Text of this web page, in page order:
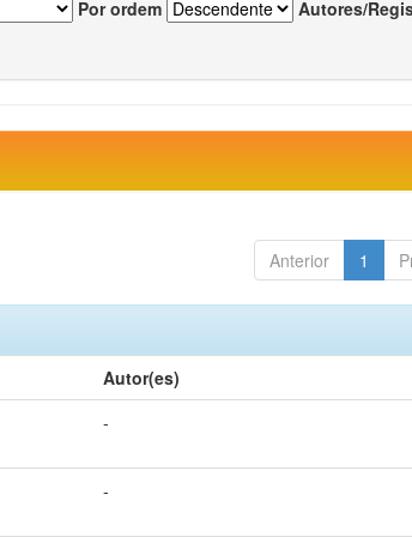
Por ordem Autores/
Anterior 1
Autor(es)
-
-